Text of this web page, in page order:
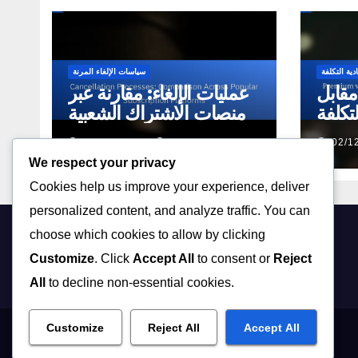
سياسات الإلغاء المرنة
عمليات الإلغاء: مقارنة عبر
منصات الاشتراك الشعبية
02/12/2025 LAYLA NOUR
التكلفة
02/
hyatuha.com
We respect your privacy
Cookies help us improve your experience, deliver
personalized content, and analyze traffic. You can
choose which cookies to allow by clicking
Customize. Click Accept All to consent or Reject
All
to decline non-essential cookies.
Customize Reject All Accept All